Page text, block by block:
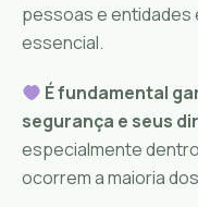
pessoas e entidades
essencial.
É fundamental
segurança e seus
especialmente
ocorrem a maioria